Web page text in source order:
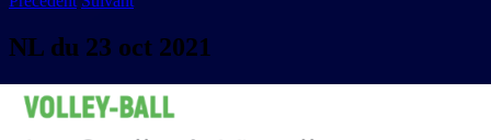
NL du 23 oct 2021